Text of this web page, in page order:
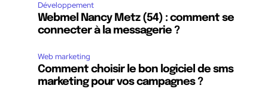
Développement
Webmel Nancy Metz (54) : comment se
connecter à la messagerie ?
Web marketing
Comment choisir le bon logiciel de sms
marketing pour vos campagnes ?